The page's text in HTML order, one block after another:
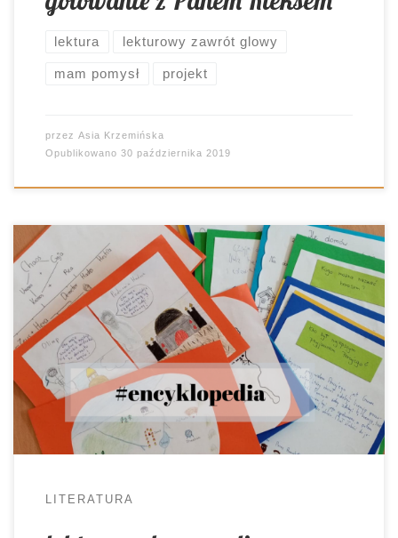
lektura lekturowy zawrót glowy
mam pomysł projekt
przez Asia Krzemińska
Opublikowano 30 października 2019
Pamiętacie zakładki z pytaniami? Takie, które
miały spowodować, że uczniowie z większą
uważnością zagłębią się w tekst literacki?
Przyszedł czas, by ponownie je wykorzystać. Jak?
Z przytupem! O tym, by tworzyć zbiór
najważniejszych informacji, związanych z
określona lekturą, myślałam już od jakiegoś czasu.
Wspomniane wcześniej zakładki stanowiły mały
krok na […]
LITERATURA